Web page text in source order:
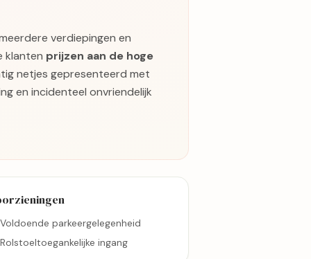
verdiepingen en
klanten prijzen aan de hoge
netjes gepresenteerd met
en incidenteel onvriendelijk
Voldoende parkeergelegenheid
Rolstoeltoegankelijke ingang